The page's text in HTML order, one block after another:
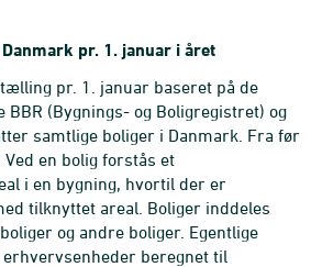
pr. 1. januar i året
pr. 1. januar baseret på de
(Bygnings- og Boligregistret) og
samtlige boliger i Danmark. Fra før
en bolig forstås et
i en bygning, hvortil der er
tilknyttet areal. Boliger inddeles
og andre boliger. Egentlige
beregnet til